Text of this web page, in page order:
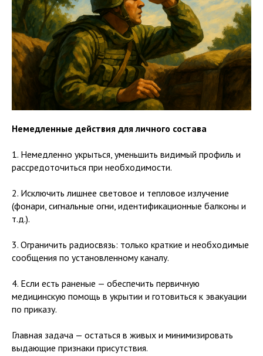
Немедленные действия для личного состава
1. Немедленно укрыться, уменьшить видимый профиль и
рассредоточиться при необходимости.
2. Исключить лишнее световое и тепловое излучение
(фонари, сигнальные огни, идентификационные балконы и
т.д.).
3. Ограничить радиосвязь: только краткие и необходимые
сообщения по установленному каналу.
4. Если есть раненые — обеспечить первичную
медицинскую помощь в укрытии и готовиться к эвакуации
по приказу.
Главная задача — остаться в живых и минимизировать
выдающие признаки присутствия.